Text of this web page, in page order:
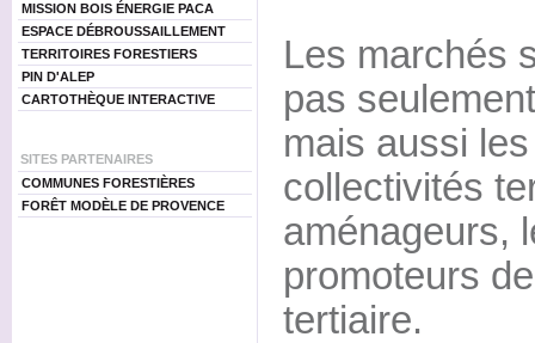
MISSION BOIS ÉNERGIE PACA
ESPACE DÉBROUSSAILLEMENT
TERRITOIRES FORESTIERS
PIN D'ALEP
CARTOTHÈQUE INTERACTIVE
SITES PARTENAIRES
COMMUNES FORESTIÈRES
FORÊT MODÈLE DE PROVENCE
Les marchés
pas
mais aussi
collectivités
aménageurs,
promoteurs
tertiaire.